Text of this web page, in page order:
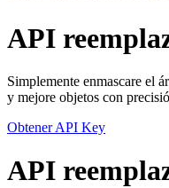
API
Simplemente enmascare el
y mejore objetos con
Obtener API Key
API